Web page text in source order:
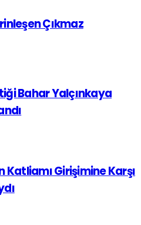
Çıkmaz
Bahar Yalçınkaya
Girişimine Karşı